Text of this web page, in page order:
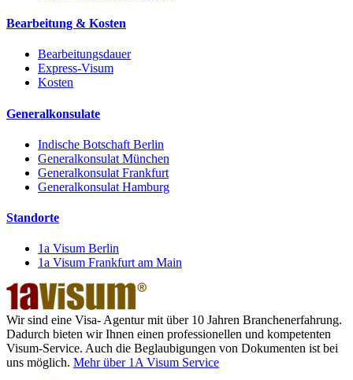
Bearbeitung & Kosten
Bearbeitungsdauer
Express-Visum
Kosten
Generalkonsulate
Indische Botschaft Berlin
Generalkonsulat München
Generalkonsulat Frankfurt
Generalkonsulat Hamburg
Standorte
1a Visum Berlin
1a Visum Frankfurt am Main
Wir sind eine Visa- Agentur mit über 10 Jahren Branchenerfahrung.
Dadurch bieten wir Ihnen einen professionellen und kompetenten
Visum-Service. Auch die Beglaubigungen von Dokumenten ist bei
uns möglich. Mehr über 1A Visum Service